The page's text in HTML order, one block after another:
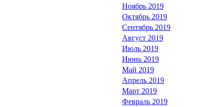
Ноябрь 2019
Октябрь 2019
Сентябрь 2019
Август 2019
Июль 2019
Июнь 2019
Май 2019
Апрель 2019
Март 2019
Февраль 2019